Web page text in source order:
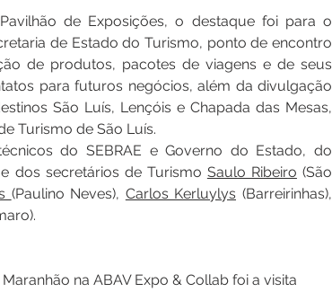
de Exposições, o destaque foi para o
de Estado do Turismo, ponto de encontro
de produtos, pacotes de viagens e de seus
para futuros negócios, além da divulgação
São Luís, Lençóis e Chapada das Mesas,
Turismo de São Luís.
e dos secretários de Turismo Saulo Ribeiro (São
(Paulino Neves), Carlos Kerluylys (Barreirinhas
na ABAV Expo & Collab foi a visita